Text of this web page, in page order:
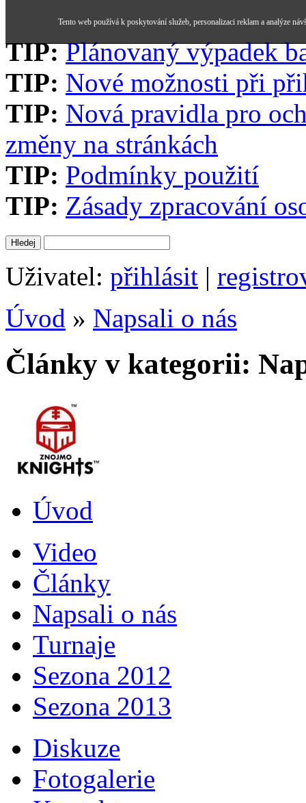
TIP: Plánovaný výpadek
TIP: Nové možnosti při
TIP: Nová pravidla pro
změny na stránkách
TIP: Podmínky použití
TIP: Zásady zpracování
Uživatel: přihlásit |
Úvod » Napsali o nás
Články v kategorii:
Úvod
Video
Články
Napsali o nás
Turnaje
Sezona 2012
Sezona 2013
Diskuze
Fotogalerie
Tento web používá k poskytování služeb, personalizaci reklam a analýze